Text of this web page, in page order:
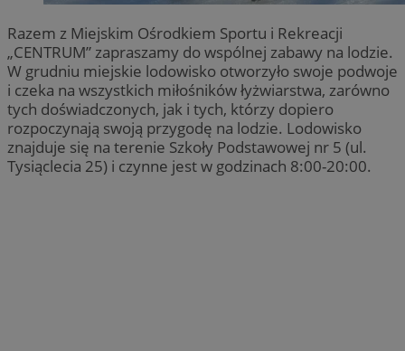
Razem z Miejskim Ośrodkiem Sportu i Rekreacji
„CENTRUM” zapraszamy do wspólnej zabawy na lodzie.
W grudniu miejskie lodowisko otworzyło swoje podwoje
i czeka na wszystkich miłośników łyżwiarstwa, zarówno
tych doświadczonych, jak i tych, którzy dopiero
rozpoczynają swoją przygodę na lodzie. Lodowisko
znajduje się na terenie Szkoły Podstawowej nr 5 (ul.
Tysiąclecia 25) i czynne jest w godzinach 8:00-20:00.